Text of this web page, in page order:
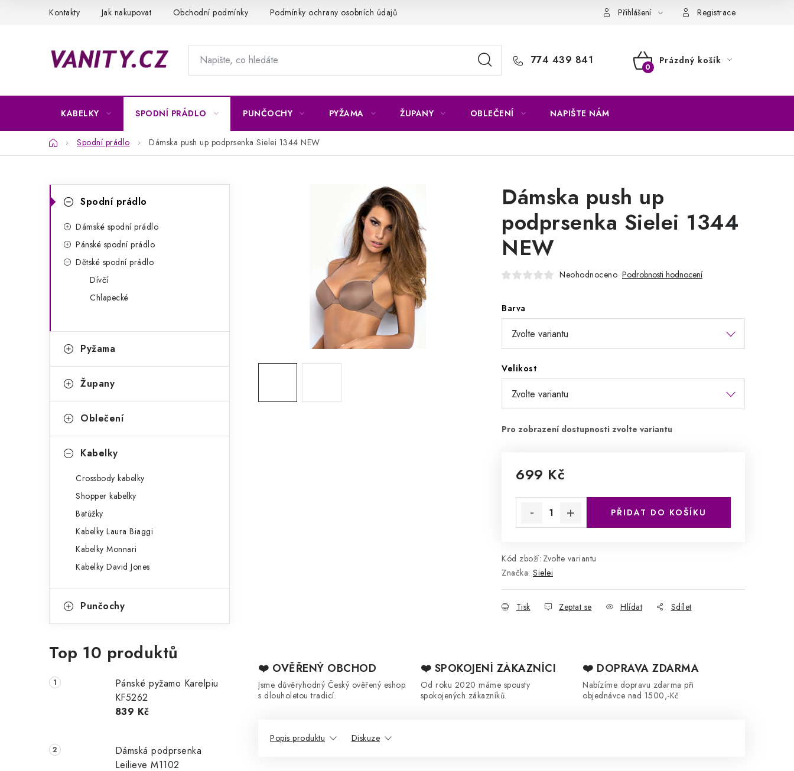
Kontakty Jak nakupovat Obchodní podmínky Podmínky ochrany osobních údajů Přihlášení Registrace
774 439 841
NÁKUPNÍ
Prázdný košík
KABELKY SPODNÍ PRÁDLO PUNČOCHY PYŽAMA ŽUPANY OBLEČENÍ NAPIŠTE NÁM
DomůSpodní prádlo Dámska push up podprsenka Sielei 1344 NEW
P
n
í
p
n
kategorie
K
a
i
Spodní prádlo
Dámské spodní prádlo
Pánské spodní prádlo
Dětské spodní prádlo
Dívčí
Chlapecké
Pyžama
Župany
Oblečení
Kabelky
Crossbody kabelky
Shopper kabelky
Batůžky
Kabelky Laura Biaggi
Kabelky Monnari
Kabelky David Jones
Punčochy
Top 10 produktů
Pánské pyžamo Karelpiu
KF5262
839 Kč
Dámská podprsenka
Leilieve M1102
Dámska push up
podprsenka Sielei 1344
NEW
Neohodnoceno Podrobnosti hodnocení
Barva
Velikost
699 Kč
PŘIDAT DO KOŠÍKU
Kód zboží: Zvolte variantu
Značka: Sielei
Tisk Zeptat se Hlídat Sdílet
❤️ OVĚŘENÝ OBCHOD
Jsme důvěryhodný Český ověřený eshop
s dlouholetou tradicí.
❤️ SPOKOJENÍ ZÁKAZNÍCI
Od roku 2020 máme spousty
spokojených zákazníků.
❤️ DOPRAVA ZDARMA
Nabízíme dopravu zdarma při
objednávce nad 1500,-Kč
Popis produktu Diskuze